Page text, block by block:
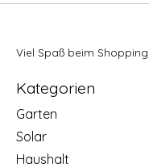
Viel Spaß beim
Kategorien
Garten
Solar
Haushalt